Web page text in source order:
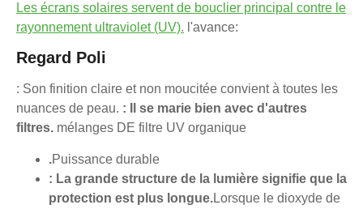
Les écrans solaires servent de bouclier principal contre le
rayonnement ultraviolet (UV). l'avance:
Regard Poli
: Son finition claire et non moucitée convient à toutes les
nuances de peau. : Il se marie bien avec d'autres
filtres. mélanges DE filtre UV organique
.Puissance durable
: La grande structure de la lumière signifie que la
protection est plus longue.Lorsque le dioxyde de